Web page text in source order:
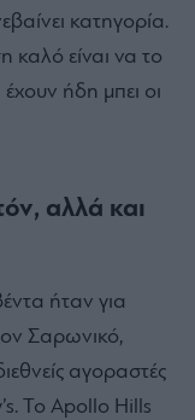
κατηγορία.
καλό είναι να το
ήδη μπει οι
αλλά και
ήταν για
Σαρωνικό,
αγοραστές
Το Apollo Hills